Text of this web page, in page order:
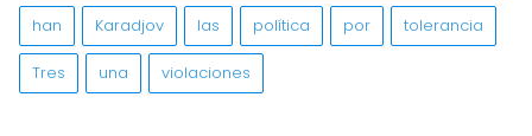
han Karadjov las política por tolerancia
Tres una violaciones